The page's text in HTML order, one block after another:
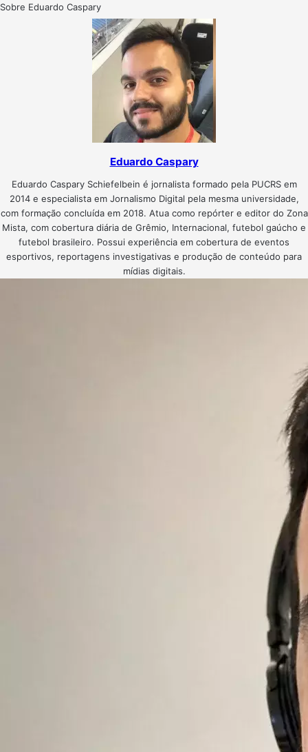
Sobre Eduardo Caspary
Eduardo Caspary
Eduardo Caspary Schiefelbein é jornalista formado pela PUCRS em
2014 e especialista em Jornalismo Digital pela mesma universidade,
com formação concluída em 2018. Atua como repórter e editor do Zona
Mista, com cobertura diária de Grêmio, Internacional, futebol gaúcho e
futebol brasileiro. Possui experiência em cobertura de eventos
esportivos, reportagens investigativas e produção de conteúdo para
mídias digitais.